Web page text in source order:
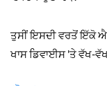
ਤੁਸੀਂ ਇਸਦੀ ਵਰਤੋਂ ਇੱਕੋ
ਖਾਸ ਡਿਵਾਈਸ 'ਤੇ ਵੱਖ-